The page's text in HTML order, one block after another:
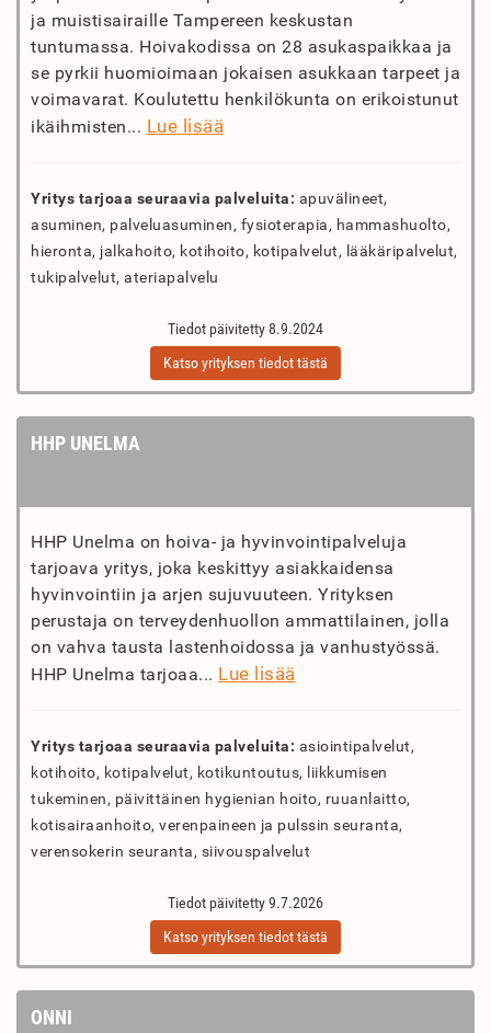
ja muistisairaille Tampereen keskustan
tuntumassa. Hoivakodissa on 28 asukaspaikkaa ja
se pyrkii huomioimaan jokaisen asukkaan tarpeet ja
voimavarat. Koulutettu henkilökunta on erikoistunut
ikäihmisten... Lue lisää
Yritys tarjoaa seuraavia palveluita: apuvälineet,
asuminen, palveluasuminen, fysioterapia, hammashuolto,
hieronta, jalkahoito, kotihoito, kotipalvelut, lääkäripalvelut,
tukipalvelut, ateriapalvelu
Tiedot päivitetty 8.9.2024
Katso yrityksen tiedot tästä
HHP UNELMA
HHP Unelma on hoiva- ja hyvinvointipalveluja
tarjoava yritys, joka keskittyy asiakkaidensa
hyvinvointiin ja arjen sujuvuuteen. Yrityksen
perustaja on terveydenhuollon ammattilainen, jolla
on vahva tausta lastenhoidossa ja vanhustyössä.
HHP Unelma tarjoaa... Lue lisää
Yritys tarjoaa seuraavia palveluita: asiointipalvelut,
kotihoito, kotipalvelut, kotikuntoutus, liikkumisen
tukeminen, päivittäinen hygienian hoito, ruuanlaitto,
kotisairaanhoito, verenpaineen ja pulssin seuranta,
verensokerin seuranta, siivouspalvelut
Tiedot päivitetty 9.7.2026
Katso yrityksen tiedot tästä
ONNI